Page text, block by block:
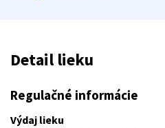
Detail lieku
Regulačné informácie
Výdaj lieku